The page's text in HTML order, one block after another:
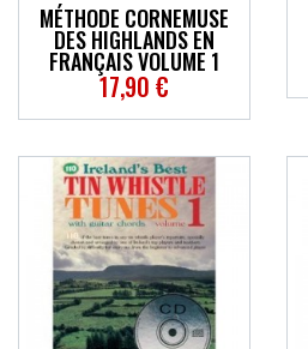
MÉTHODE CORNEMUSE
DES HIGHLANDS EN
FRANÇAIS VOLUME 1
17,90 €